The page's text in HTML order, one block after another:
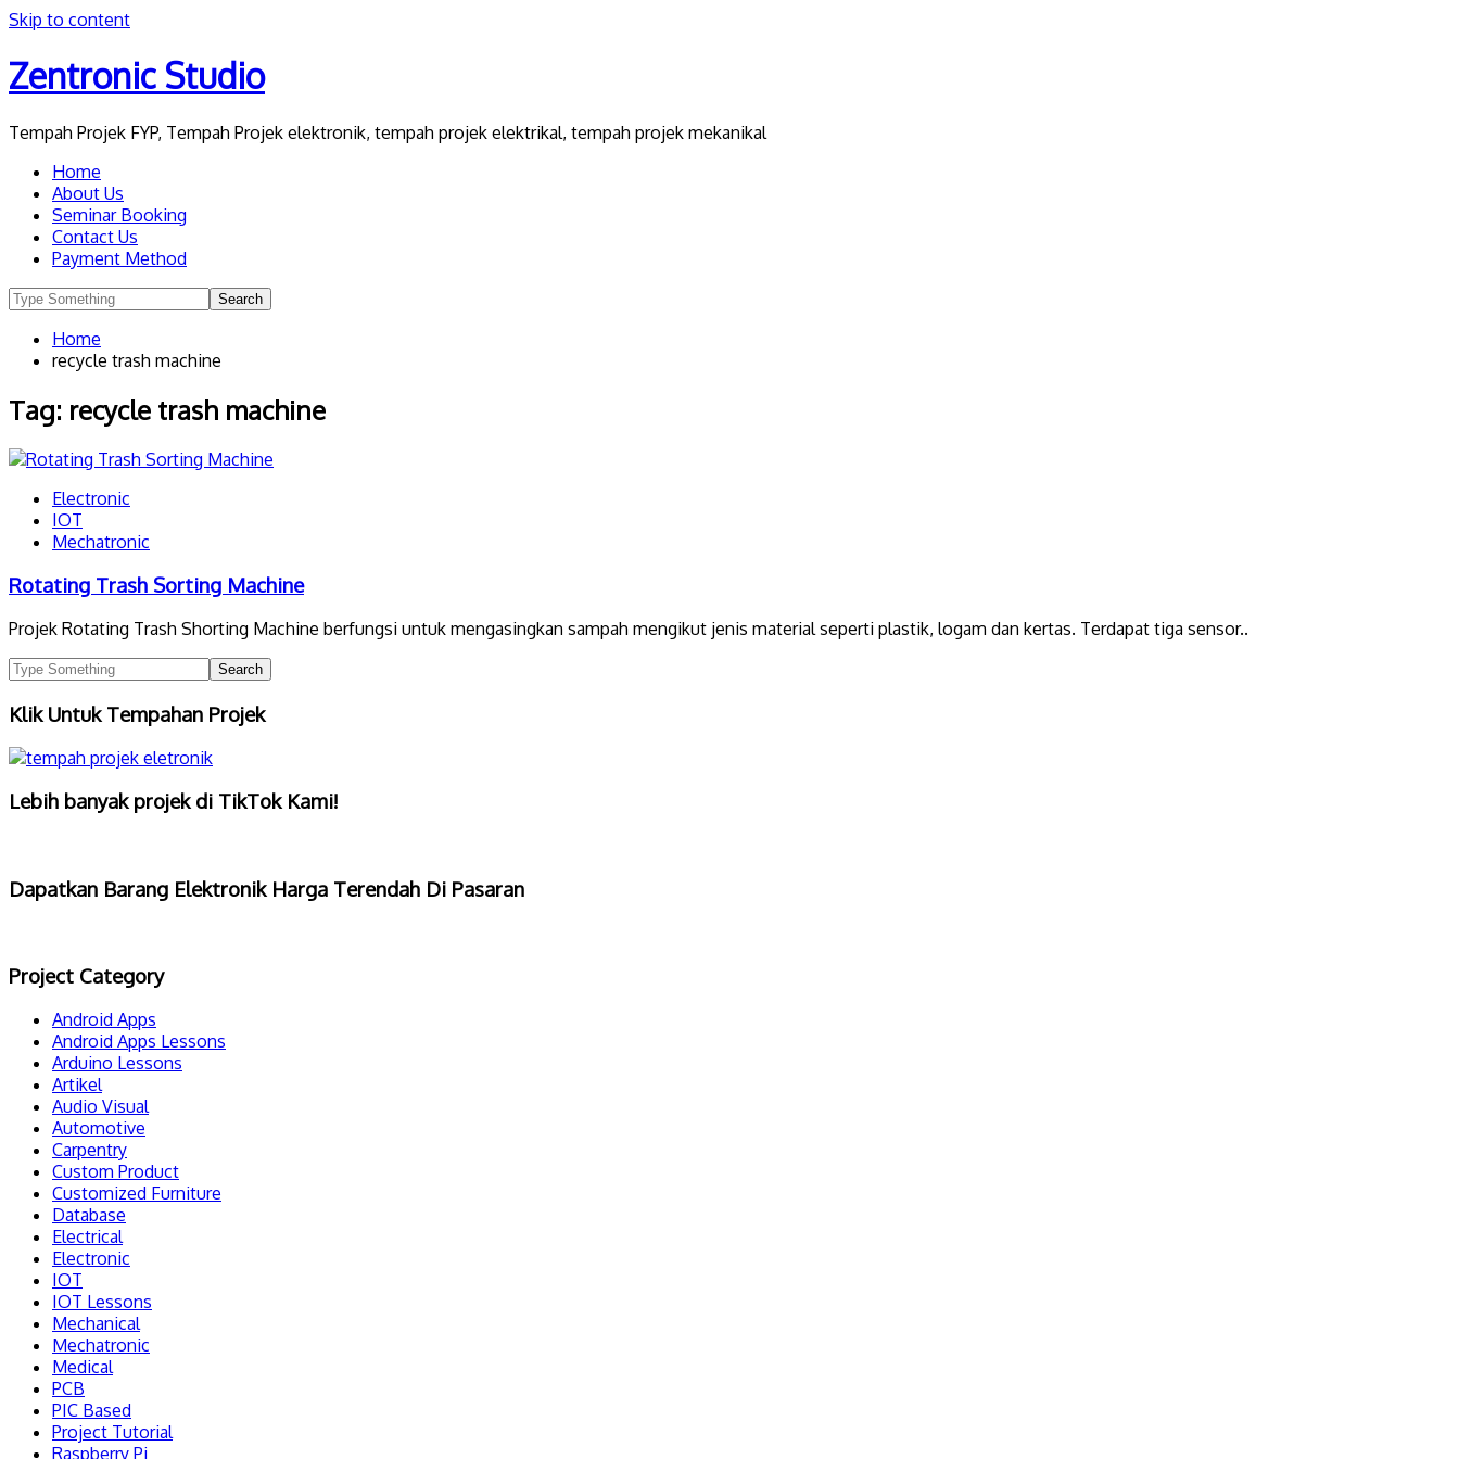
Skip to content
Zentronic Studio
Tempah Projek FYP, Tempah Projek elektronik, tempah projek elektrikal, tempah projek mekanikal
Home
About Us
Seminar Booking
Contact Us
Payment Method
Home
recycle trash machine
Tag: recycle trash machine
Electronic
IOT
Mechatronic
Rotating Trash Sorting Machine
Projek Rotating Trash Shorting Machine berfungsi untuk mengasingkan sampah mengikut jenis material seperti plastik, logam dan kertas. Terdapat tiga sensor..
Klik Untuk Tempahan Projek
Lebih banyak projek di TikTok Kami!
Dapatkan Barang Elektronik Harga Terendah Di Pasaran
Project Category
Android Apps
Android Apps Lessons
Arduino Lessons
Artikel
Audio Visual
Automotive
Carpentry
Custom Product
Customized Furniture
Database
Electrical
Electronic
IOT
IOT Lessons
Mechanical
Mechatronic
Medical
PCB
PIC Based
Project Tutorial
Raspberry Pi